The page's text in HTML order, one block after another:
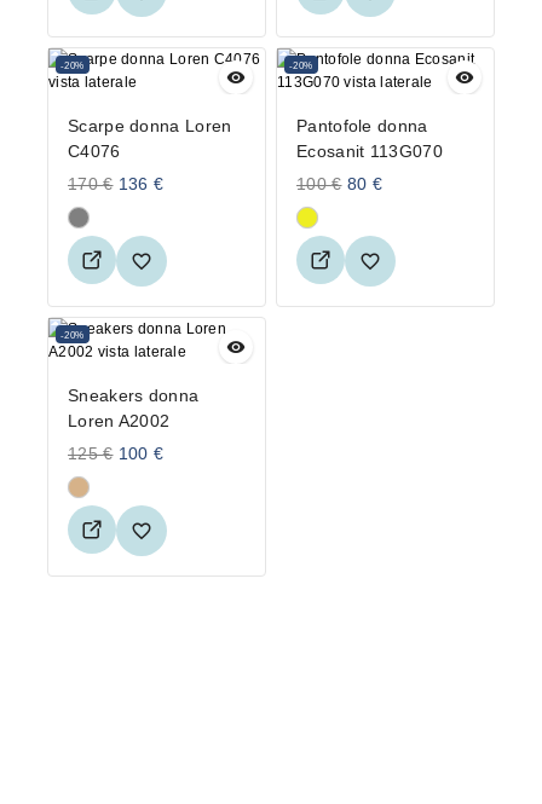
-20%
Scarpe donna Loren
C4076
170€ 136€
-20%
Pantofole donna
Ecosanit 113G070
100€ 80 €
-20%
Sneakers donna
Loren A2002
125€ 100€